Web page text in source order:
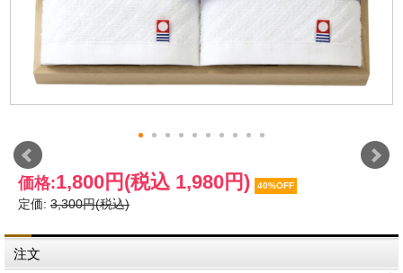
価格:1,800円 (税込 1,980円) 40%OFF
定価: 3,300円(税込)
注文